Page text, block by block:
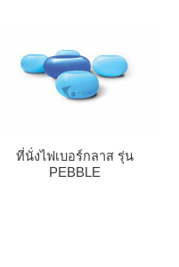
ที่นั่งไฟเบอร์กลาส รุ่น
PEBBLE